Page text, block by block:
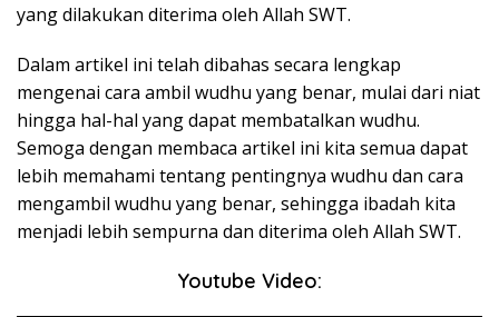
yang dilakukan diterima oleh Allah SWT.
Dalam artikel ini telah dibahas secara lengkap
mengenai cara ambil wudhu yang benar, mulai dari niat
hingga hal-hal yang dapat membatalkan wudhu.
Semoga dengan membaca artikel ini kita semua dapat
lebih memahami tentang pentingnya wudhu dan cara
mengambil wudhu yang benar, sehingga ibadah kita
menjadi lebih sempurna dan diterima oleh Allah SWT.
Youtube Video: